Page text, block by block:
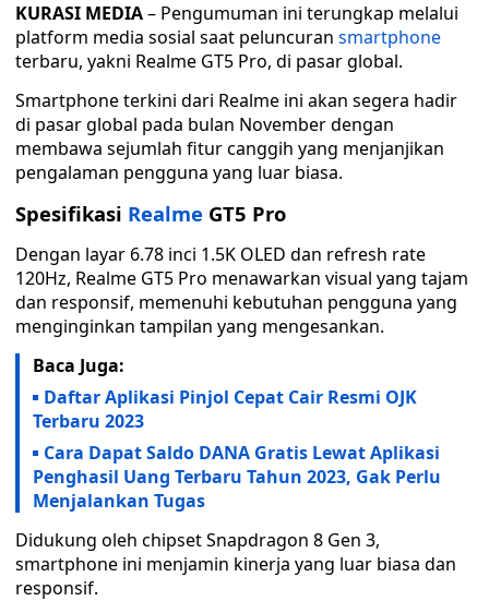
KURASI MEDIA– Pengumuman ini terungkap melalui
platform media sosial saat peluncuran smartphone
terbaru, yakni Realme GT5 Pro, di pasar global.
Smartphone terkini dari Realme ini akan segera hadir
di pasar global pada bulan November dengan
membawa sejumlah fitur canggih yang menjanjikan
pengalaman pengguna yang luar biasa.
Spesifikasi Realme GT5 Pro
Dengan layar 6.78 inci 1.5K OLED dan refresh rate
120Hz, Realme GT5 Pro menawarkan visual yang tajam
dan responsif, memenuhi kebutuhan pengguna yang
menginginkan tampilan yang mengesankan.
Baca Juga:
Daftar Aplikasi Pinjol Cepat Cair Resmi OJK
Terbaru 2023
Cara Dapat Saldo DANA Gratis Lewat Aplikasi
Penghasil Uang Terbaru Tahun 2023, Gak Perlu
Menjalankan Tugas
Didukung oleh chipset Snapdragon 8 Gen 3,
smartphone ini menjamin kinerja yang luar biasa dan
responsif.